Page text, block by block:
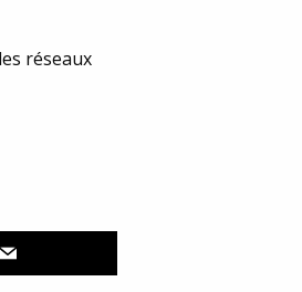
réseaux